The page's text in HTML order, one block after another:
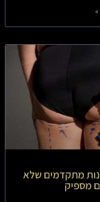
מתקדמים שלא
מספיק